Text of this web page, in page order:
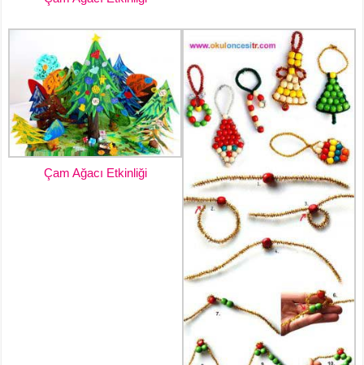
Çam Ağacı Etkinliği